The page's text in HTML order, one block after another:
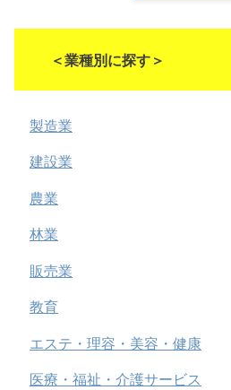
＜業種別に探す＞
製造業
建設業
農業
林業
販売業
教育
エステ・理容・美容・健康
医療・福祉・介護サービス